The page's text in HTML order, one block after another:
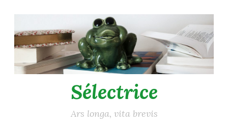
au
contenu
principal
Sélectrice
Ars longa, vita brevis